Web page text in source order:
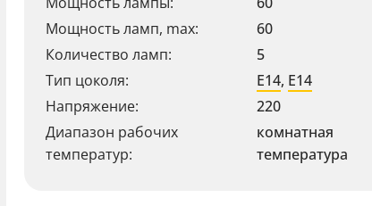
Мощность ламп, max:
60
Количество ламп:
5
Тип цоколя:
E14, E14
Напряжение:
220
Диапазон рабочих
температур:
комнатная
температура